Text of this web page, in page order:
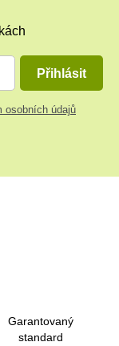
Přihlásit
osobních údajů
Garantovaný
standard